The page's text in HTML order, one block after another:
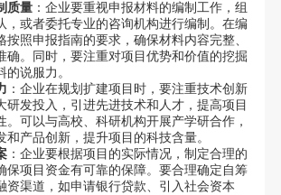
质量：企业要重视申报材料的编制工作，组
，或者委托专业的咨询机构进行编制。在编
按照申报指南的要求，确保材料内容完整、
确。同时，要注重对项目优势和价值的挖掘
说服力。
：企业在规划扩建项目时，要注重技术创新
研发投入，引进先进技术和人才，提高项目
。可以与高校、科研机构开展产学研合作，
和产品创新，提升项目的科技含量。
：企业要根据项目的实际情况，制定合理的
保项目资金有可靠的保障。要合理确定自筹
资渠道，如申请银行贷款、引入社会资本